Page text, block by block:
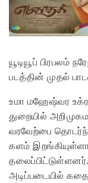
யூடியூப் பிரபலம்
படத்தின் முதல்
உமா மஹேஷ்வர
துறையில்
வரவேற்பை
களம்
அடிப்படையில்